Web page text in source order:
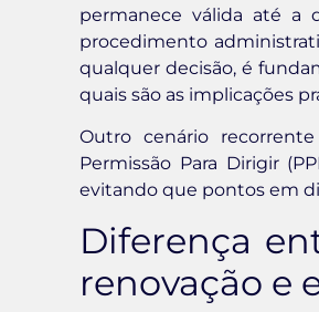
permanece válida até a
procedimento
qualquer decisão, é
quais são as implicações
Outro cenário
Permissão Para Dirigir
evitando que pontos em
Diferença
renovação e